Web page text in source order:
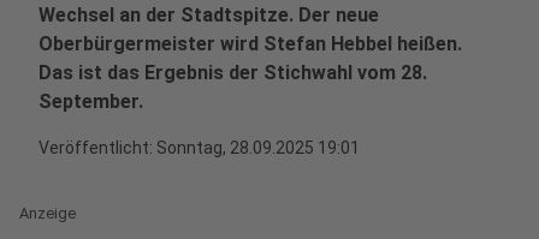
Wechsel an der Stadtspitze. Der neue
Oberbürgermeister wird Stefan Hebbel heißen.
Das ist das Ergebnis der Stichwahl vom 28.
September.
Veröffentlicht: Sonntag, 28.09.2025 19:01
Anzeige